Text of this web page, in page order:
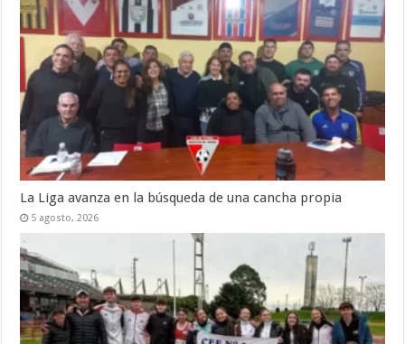
La Liga avanza en la búsqueda de una cancha propia
5 agosto, 2026